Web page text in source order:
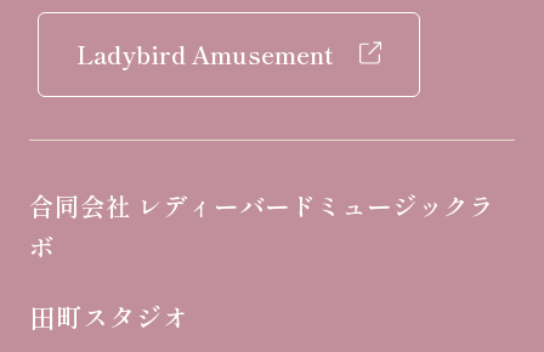
Ladybird Amusement
合同会社 レディーバードミュージックラ
ボ
田町スタジオ